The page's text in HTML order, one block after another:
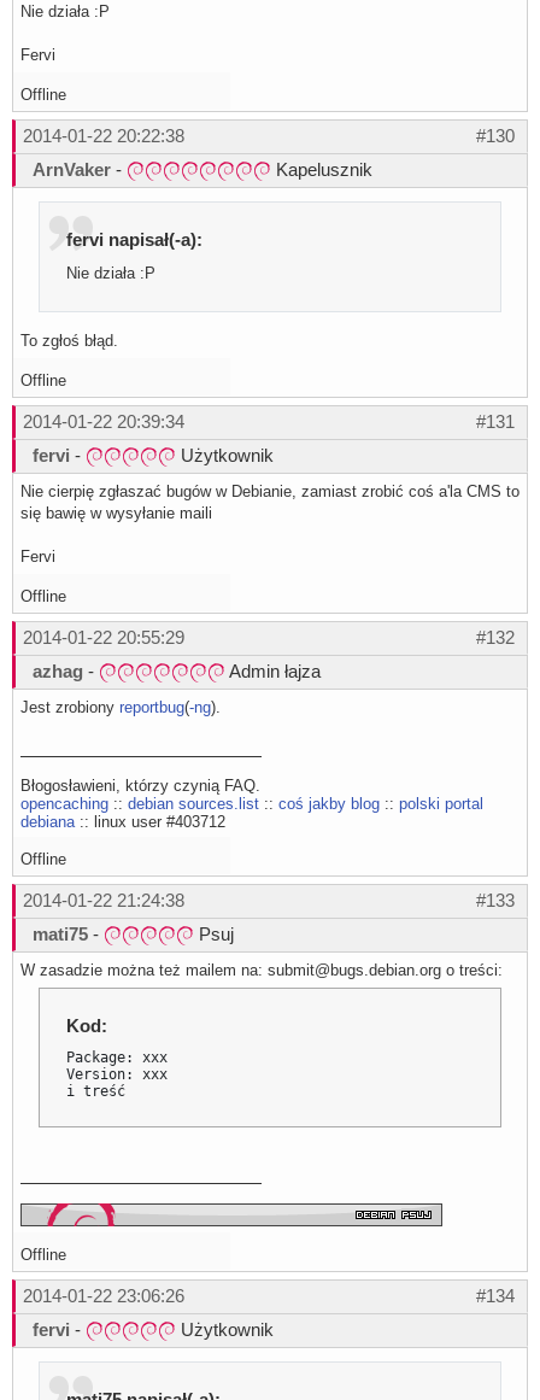
Nie działa :P
Fervi
Offline
#130
2014-01-22 20:22:38
ArnVaker - Kapelusznik
fervi napisał(-a):
Nie działa :P
To zgłoś błąd.
Offline
#131
2014-01-22 20:39:34
fervi - Użytkownik
Nie cierpię zgłaszać bugów w Debianie, zamiast zrobić coś a'la CMS to
się bawię w wysyłanie maili
Fervi
Offline
#132
2014-01-22 20:55:29
azhag - Admin łajza
Jest zrobiony reportbug(-ng).
Błogosławieni, którzy czynią FAQ.
opencaching :: debian sources.list :: coś jakby blog :: polski portal
debiana:: linux user #403712
Offline
#133
2014-01-22 21:24:38
mati75 - Psuj
W zasadzie można też mailem na: submit@bugs.debian.org o treści:
Kod:
Package: xxx
Version: xxx
i treść
Offline
#134
2014-01-22 23:06:26
fervi - Użytkownik